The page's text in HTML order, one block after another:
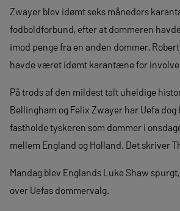
Zwayer blev idømt seks måneders
fodboldforbund, efter at dommeren
imod penge fra en anden dommer,
havde været idømt karantæne for
På trods af den mildest talt uheldige
Bellingham og Felix Zwayer har Uefa dog
fastholde tyskeren som dommer i
mellem England og Holland. Det skriver
Mandag blev Englands Luke Shaw
over Uefas dommervalg.